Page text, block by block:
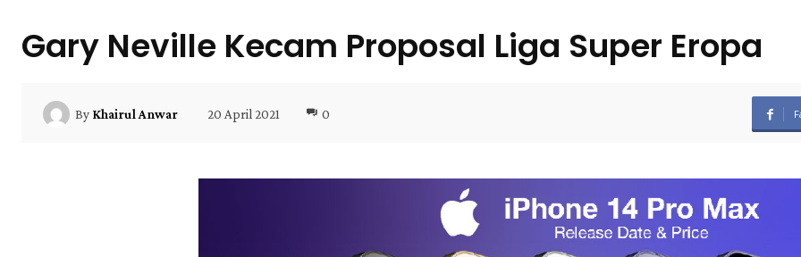
Gary Neville Kecam Proposal Liga Super Eropa
By Khairul Anwar 20 April 2021 0